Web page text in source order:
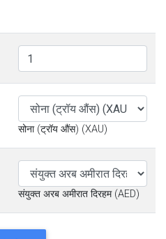
सोना (ट्रॉय औंस) (XAU)
संयुक्त अरब अमीरात दिरहम (AED)